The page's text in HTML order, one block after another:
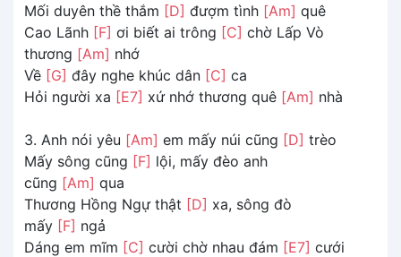
Mối duyên thề thắm [D] đượm tình [Am] quê
Cao Lãnh [F] ơi biết ai trông [C] chờ Lấp Vò
thương [Am] nhớ
Về [G] đây nghe khúc dân [C] ca
Hỏi người xa [E7] xứ nhớ thương quê [Am] nhà
3. Anh nói yêu [Am] em mấy núi cũng [D] trèo
Mấy sông cũng [F] lội, mấy đèo anh
cũng [Am] qua
Thương Hồng Ngự thật [D] xa, sông đò
mấy [F] ngả
Dáng em mĩm [C] cười chờ nhau đám [E7] cưới